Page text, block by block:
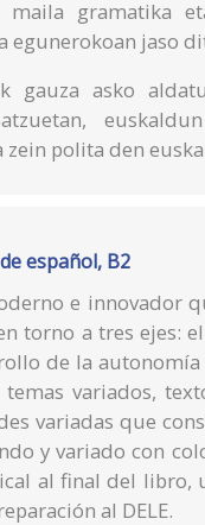
maila gramatika
egunerokoan jaso
gauza asko
zein polita den
español, B2
e innovador
torno a tres ejes:
de la
variados,
variadas que
y variado con
al final del libro,
al DELE.